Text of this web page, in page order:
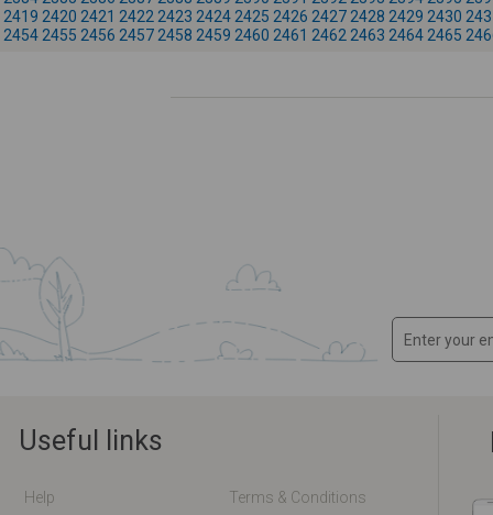
2419 2420 2421 2422 2423 2424 2425 2426 2427 2428 2429 2430
2454 2455 2456 2457 2458 2459 2460 2461 2462 2463 2464 2465
Useful links
Help
Terms & Conditions